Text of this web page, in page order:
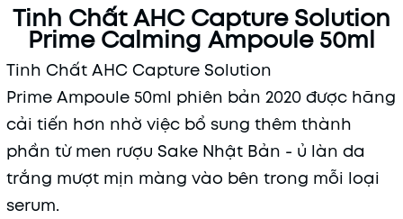
Tinh Chất AHC Capture Solution
Prime Calming Ampoule 50ml
Tinh Chất AHC Capture Solution
Prime Ampoule 50ml phiên bản 2020 được hãng
cải tiến hơn nhờ việc bổ sung thêm thành
phần từ men rượu Sake Nhật Bản - ủ làn da
trắng mượt mịn màng vào bên trong mỗi loại
serum.